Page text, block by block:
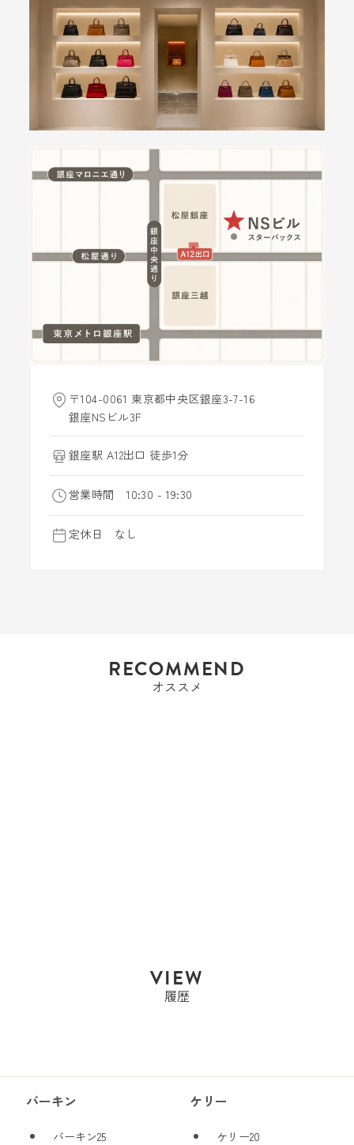
〒104-0061 東京都中央区銀座3-7-16
銀座NSビル3F
銀座駅 A12出口 徒歩1分
営業時間 10:30 - 19:30
定休日 なし
RECOMMEND
オススメ
VIEW
履歴
バーキン
バーキン25
ケリー
ケリー20